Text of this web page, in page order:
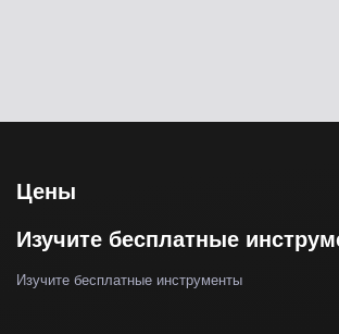
Цены
Изучите бесплатные
Изучите бесплатные инструменты